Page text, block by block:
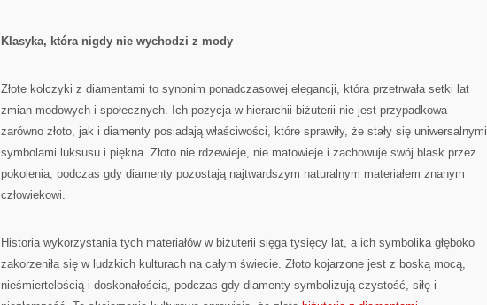
Klasyka, która nigdy nie wychodzi z mody
Złote kolczyki z diamentami to synonim ponadczasowej elegancji, która przetrwała setki lat
zmian modowych i społecznych. Ich pozycja w hierarchii biżuterii nie jest przypadkowa –
zarówno złoto, jak i diamenty posiadają właściwości, które sprawiły, że stały się uniwersalnymi
symbolami luksusu i piękna. Złoto nie rdzewieje, nie matowieje i zachowuje swój blask przez
pokolenia, podczas gdy diamenty pozostają najtwardszym naturalnym materiałem znanym
człowiekowi.
Historia wykorzystania tych materiałów w biżuterii sięga tysięcy lat, a ich symbolika głęboko
zakorzeniła się w ludzkich kulturach na całym świecie. Złoto kojarzone jest z boską mocą,
nieśmiertelością i doskonałością, podczas gdy diamenty symbolizują czystość, siłę i